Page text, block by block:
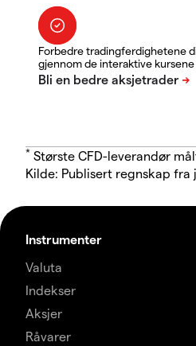
Forbedre tradingferdighetene
gjennom de interaktive
* Største CFD-leverandør
Kilde: Publisert regnskap fra
Instrumenter
Valuta
Indekser
Aksjer
Råvarer